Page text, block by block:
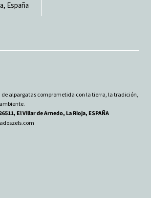
España
de alpargatas comprometida con la tierra, la tradición,
El Villar de Arnedo, La Rioja, ESPAÑA